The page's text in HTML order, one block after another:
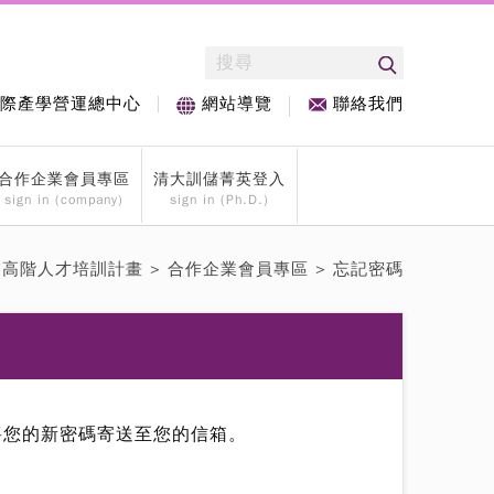
產學營運總中心 網站導覽 聯絡我們
作企業會員專區
sign in (company)
清大訓儲菁英登入
sign in (Ph.D.)
階人才培訓計畫 > 合作企業會員專區 > 忘記密碼
的新密碼寄送至您的信箱。